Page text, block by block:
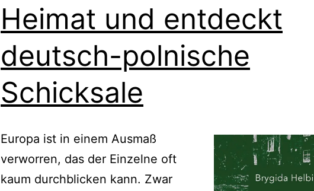
Heimat und entdeckt
deutsch-polnische
Schicksale
Europa ist in einem Ausmaß
verworren, das der Einzelne oft
kaum durchblicken kann. Zwar